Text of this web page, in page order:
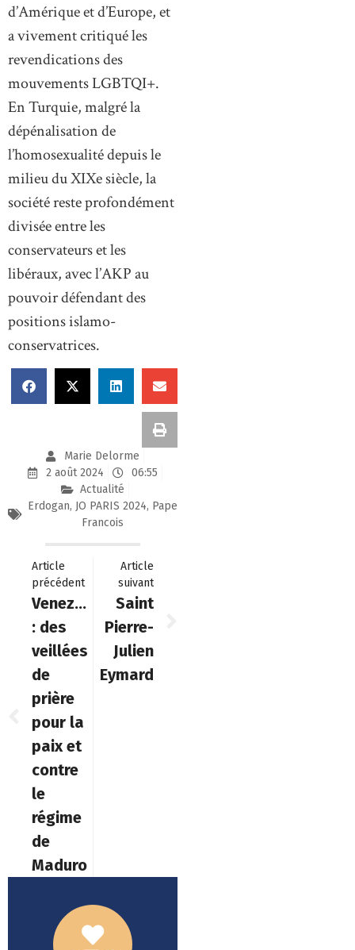
d’Amérique et d’Europe, et
a vivement critiqué les
revendications des
mouvements LGBTQI+.
En Turquie, malgré la
dépénalisation de
l’homosexualité depuis le
milieu du XIXe siècle, la
société reste profondément
divisée entre les
conservateurs et les
libéraux, avec l’AKP au
pouvoir défendant des
positions islamo-
conservatrices.
Marie Delorme
2 août 2024
06:55
Actualité
Erdogan, JO PARIS 2024, Pape
Francois
Article
précédent
Venezuela
: des
veillées
de
prière
pour la
paix et
contre
le
régime
de
Maduro
Article
suivant
Saint
Pierre-
Julien
Eymard